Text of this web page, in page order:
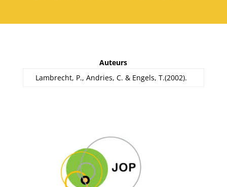
Auteurs
Lambrecht, P., Andries, C. & Engels, T.(2002).